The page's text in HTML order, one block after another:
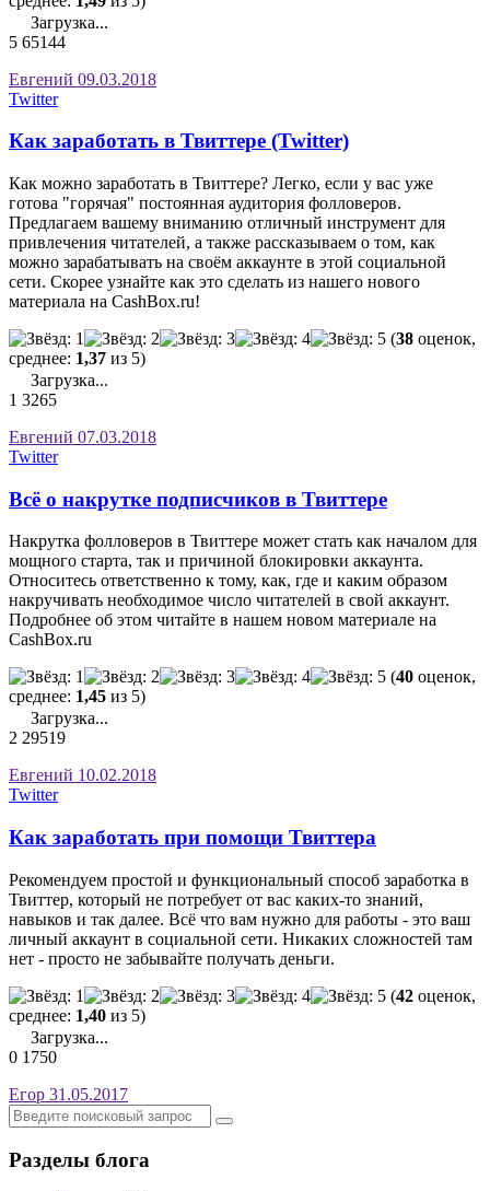
Загрузка...
5 65144
Евгений 09.03.2018
Twitter
Как заработать в Твиттере (Twitter)
Как можно заработать в Твиттере? Легко, если у вас уже
готова "горячая" постоянная аудитория фолловеров.
Предлагаем вашему вниманию отличный инструмент для
привлечения читателей, а также рассказываем о том, как
можно зарабатывать на своём аккаунте в этой социальной
сети. Скорее узнайте как это сделать из нашего нового
материала на CashBox.ru!
(38 оценок,
среднее: 1,37 из 5)
Загрузка...
1 3265
Евгений 07.03.2018
Twitter
Всё о накрутке подписчиков в Твиттере
Накрутка фолловеров в Твиттере может стать как началом для
мощного старта, так и причиной блокировки аккаунта.
Относитесь ответственно к тому, как, где и каким образом
накручивать необходимое число читателей в свой аккаунт.
Подробнее об этом читайте в нашем новом материале на
CashBox.ru
(40 оценок,
среднее: 1,45 из 5)
Загрузка...
2 29519
Евгений 10.02.2018
Twitter
Как заработать при помощи Твиттера
Рекомендуем простой и функциональный способ заработка в
Твиттер, который не потребует от вас каких-то знаний,
навыков и так далее. Всё что вам нужно для работы - это ваш
личный аккаунт в социальной сети. Никаких сложностей там
нет - просто не забывайте получать деньги.
(42 оценок,
среднее: 1,40 из 5)
Загрузка...
0 1750
Егор 31.05.2017
Разделы блога